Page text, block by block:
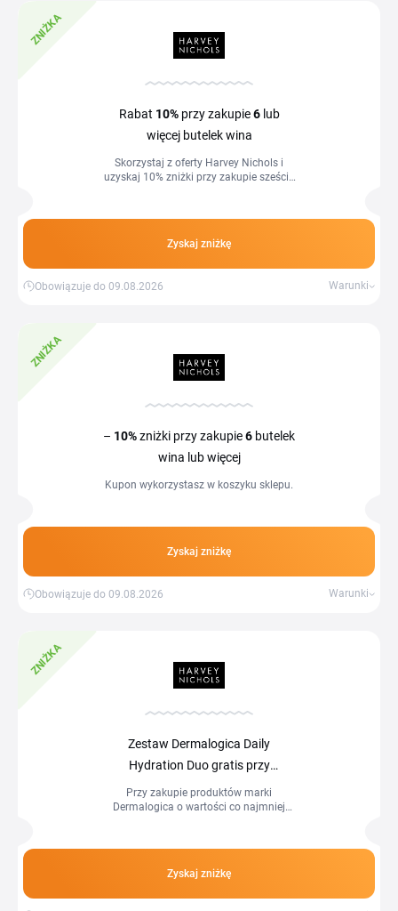
ZNIŻKA
Rabat 10%przy zakupie6 lub
więcej butelek wina
Skorzystaj z oferty Harvey Nichols i
uzyskaj 10% zniżki przy zakupie sześciu
asortymentu win i pozwala
Zyskaj zniżkę
Obowiązuje do 09.08.2026 Warunki
ZNIŻKA
– 10%zniżki przy zakupie6 butelek
wina lub więcej
Kupon wykorzystasz w koszyku sklepu.
Zyskaj zniżkę
Obowiązuje do 09.08.2026 Warunki
ZNIŻKA
Zestaw Dermalogica Daily
Hydration Duo gratis przy
zakupach od £95
Przy zakupie produktów marki
Dermalogica o wartości co najmniej
zawierający krem Skin Smoothing
Hydration Serum 3 ml.
Zyskaj zniżkę